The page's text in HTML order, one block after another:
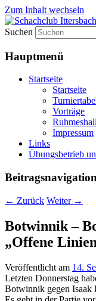
Zum Inhalt wechseln
Suchen
Hauptmenü
Startseite
Startseite
Vorträge
Impressum
Links
Übungsbetrieb
Beitragsnavigation
← Zurück Weiter →
Botwinnik –
„Offene
Veröffentlicht am 14.
Letzten Donnerstag
Botwinnik gegen Isaak